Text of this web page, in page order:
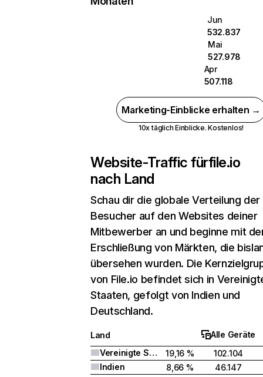
Jun
532.837
Mai
527.978
Apr
507.118
Marketing-Einblicke erhalten →
10x täglich Einblicke. Kostenlos!
Website-Traffic fürfile.io
nach Land
Schau dir die globale Verteilung der
Besucher auf den Websites deiner
Mitbewerber an und beginne mit
Erschließung von Märkten, die
übersehen wurden. Die
von File.io befindet sich in
Staaten, gefolgt von Indien und
Deutschland.
Land
Alle Geräte
Vereinigte Staaten
19,16 %
102.104
Indien
8,66 %
46.147